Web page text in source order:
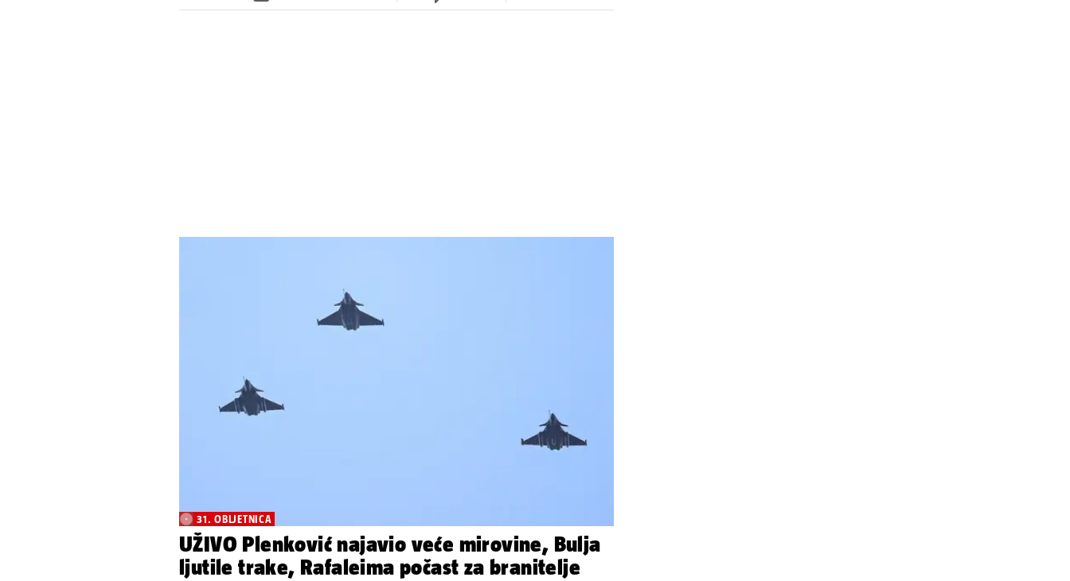
31. OBLJETNICA
UŽIVO Plenković najavio veće mirovine, Bulja
ljutile trake, Rafaleima počast za branitelje